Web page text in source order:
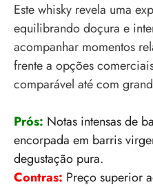
Este whisky revela uma
equilibrando doçura e
acompanhar momentos
frente a opções
comparável até com
Prós: Notas intensas de
encorpada em barris
degustação pura.
Contras: Preço superior